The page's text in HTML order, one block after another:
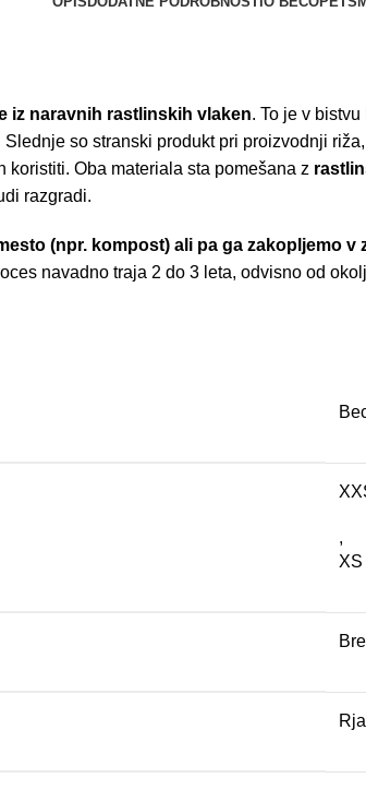
iz naravnih rastlinskih vlaken. To je v
Slednje so stranski produkt pri proizvodnji
Oba materiala sta pomešana z
razgradi.
(npr. kompost) ali pa ga zakopljemo
navadno traja 2 do 3 leta, odvisno od
,
XS